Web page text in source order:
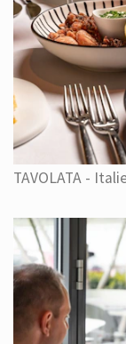
TAVOLATA -